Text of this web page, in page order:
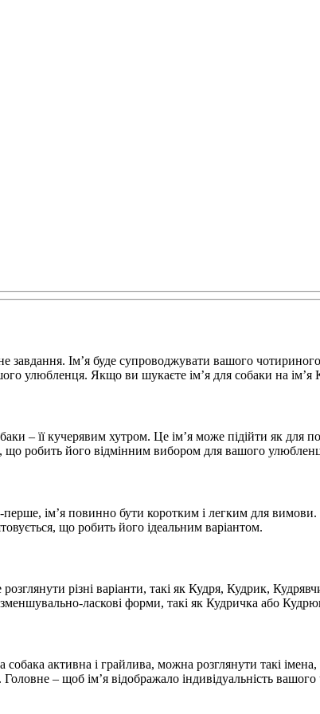
завдання. Ім’я буде супроводжувати вашого
улюбленця. Якщо ви шукаєте ім’я для собаки на
– її кучерявим хутром. Це ім’я може підійти як для
що робить його відмінним вибором для вашого
ім’я повинно бути коротким і легким для
що робить його ідеальним варіантом.
різні варіанти, такі як Кудря, Кудрик,
ласкові форми, такі як Кудричка або
активна і грайлива, можна розглянути такі
– щоб ім’я відображало індивідуальність